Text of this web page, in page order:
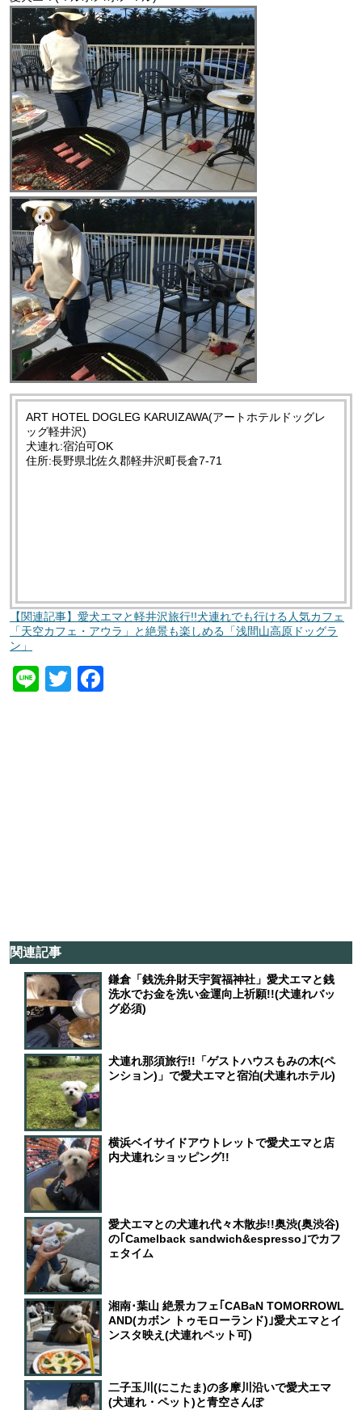
ART HOTEL DOGLEG KARUIZAWA(アートホテルドッグレ
ッグ軽井沢)
犬連れ:宿泊可OK
住所:長野県北佐久郡軽井沢町長倉7-71
【関連記事】愛犬エマと軽井沢旅行!!犬連れでも行ける人気カフェ
「天空カフェ・アウラ」と絶景も楽しめる「浅間山高原ドッグラ
ン」
Line
Twitt
関連記事
鎌倉「銭洗弁財天宇賀福神社」愛犬エマと銭
洗水でお金を洗い金運向上祈願!!(犬連れバッ
グ必須)
犬連れ那須旅行!!「ゲストハウスもみの木(ペ
ンション)」で愛犬エマと宿泊(犬連れホテル)
横浜ベイサイドアウトレットで愛犬エマと店
内犬連れショッピング!!
愛犬エマとの犬連れ代々木散歩!!奥渋(奥渋谷)
の｢Camelback sandwich&espresso｣でカフ
ェタイム
湘南･葉山 絶景カフェ｢CABaN TOMORROWL
AND(カボン トゥモローランド)｣愛犬エマとイ
ンスタ映え(犬連れペット可)
二子玉川(にこたま)の多摩川沿いで愛犬エマ
(犬連れ・ペット)と青空さんぽ